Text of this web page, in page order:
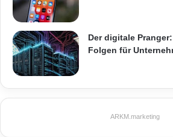
Der digitale
Folgen für
ARKM.marketing